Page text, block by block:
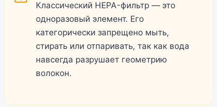
Классический HEPA-фильтр — это
одноразовый элемент. Его
категорически запрещено мыть,
стирать или отпаривать, так как вода
навсегда разрушает геометрию
волокон.